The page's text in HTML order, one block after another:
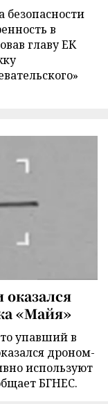
безопасности
в
главу ЕК
«Майя»
упавший в
дроном-
используют
БГНЕС.